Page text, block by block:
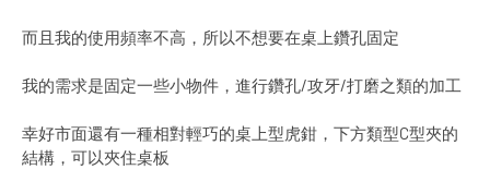
而且我的使用頻率不高，所以不想要在桌上鑽孔固定
我的需求是固定一些小物件，進行鑽孔/攻牙/打磨之類的加工
幸好市面還有一種相對輕巧的桌上型虎鉗，下方類型C型夾的
結構，可以夾住桌板